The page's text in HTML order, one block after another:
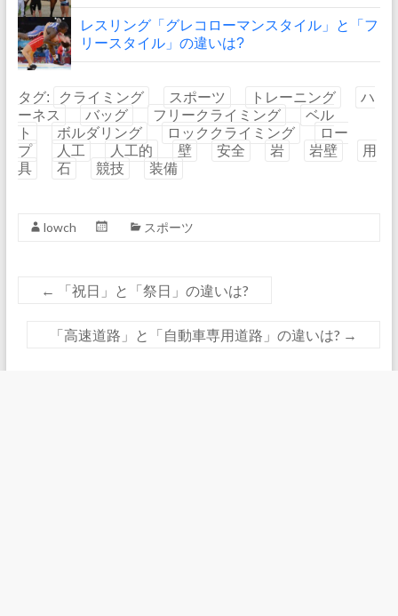
レスリング「グレコローマンスタイル」と「フ
リースタイル」の違いは?
タグ: クライミング スポーツ トレーニング
ハ
ーネス
バッグ フリークライミング
ベル
ト
ボルダリング ロッククライミング
ロー
プ
人工 人工的 壁 安全 岩 岩壁
用
具
石 競技 装備
lowch スポーツ
← 「祝日」と「祭日」の違いは?
「高速道路」と「自動車専用道路」の違いは? →